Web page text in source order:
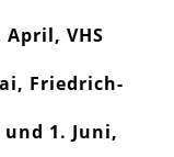
April, VHS
Friedrich-
und 1. Juni,